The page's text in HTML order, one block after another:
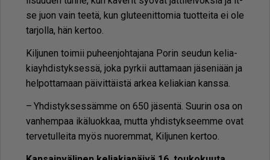
se juon vain tee­tä, kun glu­tee­nit­to­mia tuot­tei­ta ei ole
tar­jol­la, hän ker­too.
Kil­ju­nen toi­mii pu­heen­joh­ta­ja­na Po­rin seu­dun ke­li­a­
ki­ayh­dis­tyk­ses­sä, joka pyr­kii aut­ta­maan jä­se­ni­ään ja
hel­pot­ta­maan päi­vit­täis­tä ar­kea ke­li­a­ki­an kans­sa.
– Yh­dis­tyk­ses­säm­me on 650 jä­sen­tä. Suu­rin osa on
van­hem­paa ikä­luok­kaa, mut­ta yh­dis­tyk­seem­me ovat
ter­ve­tul­lei­ta myös nuo­rem­mat, Kil­ju­nen ker­too.